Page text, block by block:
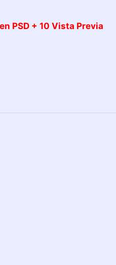
PSD + 10 Vista Previa